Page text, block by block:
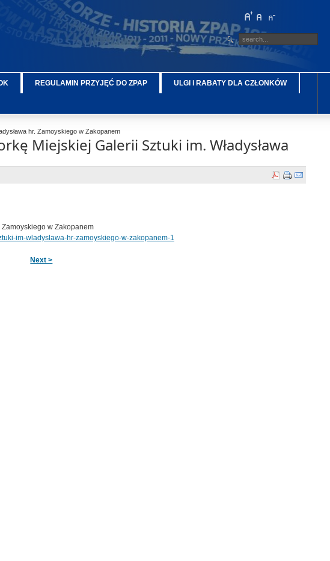
REGULAMIN PRZYJĘĆ DO ZPAP ULGI i RABATY DLA CZŁONKÓW
hr. Zamoyskiego w Zakopanem
Miejskiej Galerii Sztuki im. Władysława
Zamoyskiego w Zakopanem
im-wladyslawa-hr-zamoyskiego-w-zakopanem-1
Next >